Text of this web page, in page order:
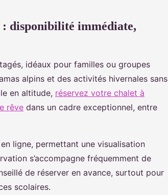
: disponibilité immédiate,
idéaux pour familles ou groupes
alpins et des activités hivernales sans
en altitude, réservez votre chalet à
rêve dans un cadre exceptionnel, entre
ligne, permettant une visualisation
s’accompagne fréquemment de
de réserver en avance, surtout pour
scolaires.